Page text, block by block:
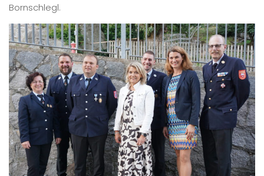
Bornschlegl.